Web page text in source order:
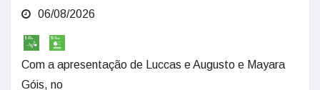
06/08/2026
Com a apresentação de Luccas e Augusto e Mayara
Góis, no